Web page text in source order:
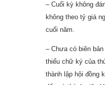
– Cuối kỳ không
không theo tỷ giá
cuối năm.
– Chưa có biên
thiếu chữ ký của
thành lập hội đồng